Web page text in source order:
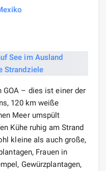
GOA – dies ist einer der
120 km weiße
Meer umspült
Kühe ruhig am Strand
kleine als auch große,
Frauen in
Gewürzplantagen,